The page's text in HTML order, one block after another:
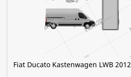
Fiat Ducato Kastenwagen LWB 2012